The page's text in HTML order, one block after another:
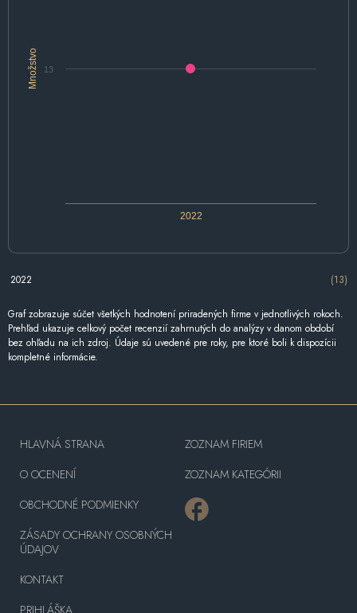
Množstvo
2022
13
2022 (13)
Graf zobrazuje súčet všetkých hodnotení priradených firme v jednotlivých rokoch.
Prehľad ukazuje celkový počet recenzií zahrnutých do analýzy v danom období
bez ohľadu na ich zdroj. Údaje sú uvedené pre roky, pre ktoré boli k dispozícii
kompletné informácie.
HLAVNÁ STRANA
O OCENENÍ
OBCHODNÉ PODMIENKY
ZÁSADY OCHRANY OSOBNÝCH
ÚDAJOV
KONTAKT
PRIHLÁŠKA
ZOZNAM FIRIEM
ZOZNAM KATEGÓRII